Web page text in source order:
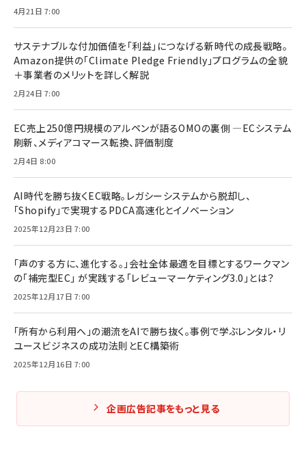
4月21日 7:00
サステナブルな付加価値を「利益」につなげる新時代の成長戦略。
Amazon提供の「Climate Pledge Friendly」プログラムの全貌
＋事業者のメリットを詳しく解説
2月24日 7:00
EC売上250億円規模のアルペンが語るOMOの裏側 ―ECシステム
刷新、メディアコマース転換、評価制度
2月4日 8:00
AI時代を勝ち抜くEC戦略。レガシーシステムから脱却し、
「Shopify」で実現するPDCA高速化とイノベーション
2025年12月23日 7:00
「声のする方に、進化する。」会社全体最適を目標とするワークマン
の「補完型EC」 が実践する「レビューマーケティング3.0」とは？
2025年12月17日 7:00
「所有から利用へ」の潮流をAIで勝ち抜く。事例で学ぶレンタル・リ
ユースビジネスの成功法則とEC構築術
2025年12月16日 7:00
企画広告記事をもっと見る